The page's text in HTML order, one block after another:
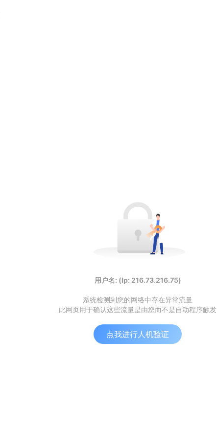
用户名: (Ip: 216.73.216.75)
系统检测到您的网络中存在异常流量
此网页用于确认这些流量是由您而不是自动程序触发
点我进行人机验证